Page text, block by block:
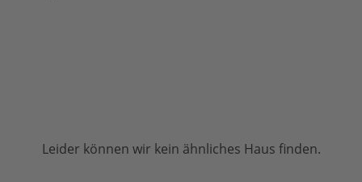
Leider können wir kein ähnliches Haus finden.